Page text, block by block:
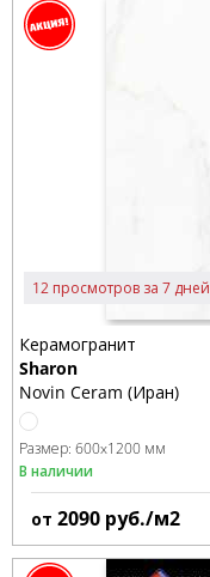
12 просмотров за 7 дней
Керамогранит
Sharon
Novin Ceram (Иран)
Размер: 600x1200 мм
В наличии
от 2090 руб./м2